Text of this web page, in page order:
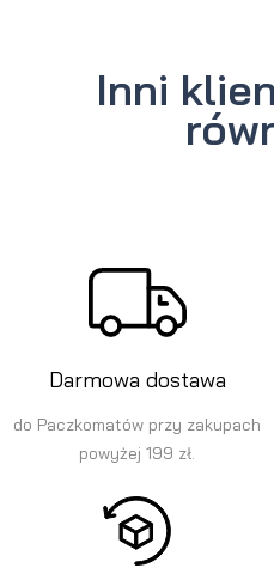
Inni
Darmowa dostawa
do Paczkomatów przy zakupach
powyżej 199 zł.